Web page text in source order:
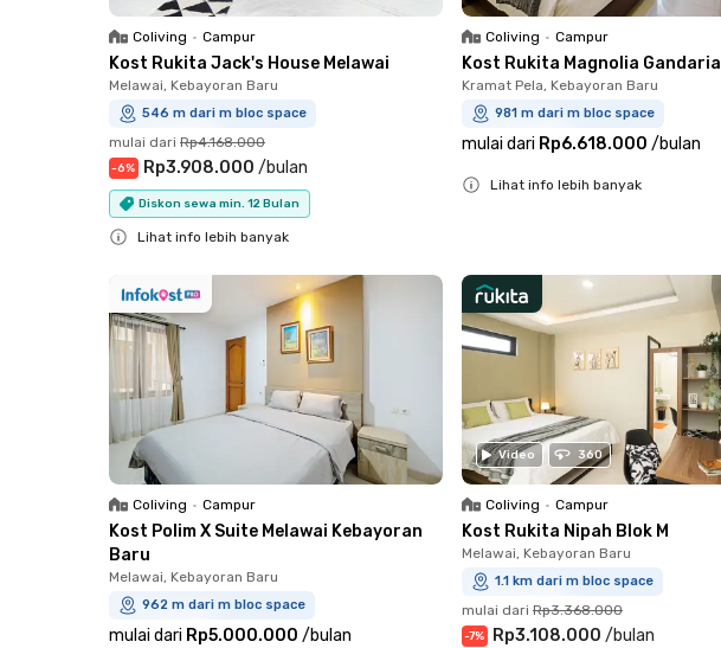
Coliving • Campur
Kost Rukita Jack's House Melawai
Melawai, Kebayoran Baru
546 m dari m bloc space
mulai dari Rp4.168.000
-6% Rp3.908.000 /bulan
Diskon sewa min. 12 Bulan
Lihat info lebih banyak
Coliving • Campur
Kost Rukita Magnolia Gandaria
Kramat Pela, Kebayoran Baru
981 m dari m bloc space
mulai dari Rp6.618.000 /bulan
Lihat info lebih banyak
Coliving • Campur
Kost Polim X Suite Melawai Kebayoran
Baru
Melawai, Kebayoran Baru
962 m dari m bloc space
mulai dari Rp5.000.000 /bulan
Video 360
Coliving • Campur
Kost Rukita Nipah Blok M
Melawai, Kebayoran Baru
1.1 km dari m bloc space
mulai dari Rp3.368.000
-7% Rp3.108.000 /bulan